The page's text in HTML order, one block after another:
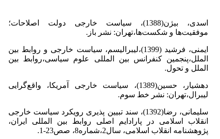
اسدی، بیژن(1388)، سیاست خارجی دولت اصلاحات؛
موفقیت‌ها و شکست‌ها،تهران: نشر باز.
ایمنی، فرشید (1399)،لیبرالیسم، سیاست خارجی و روابط بین
الملل،پنجمین کنفرانس بین المللی علوم سیاسی،روابط بین
الملل و تحول.
دهشیار، حسین(1389)، سیاست خارجی آمریکا، واقع‌گرایی
لیبرال،تهران: نشر خط سوم.
سلیمانی، رضا(1392)، سند تبیین پذیری رویکرد سیاست خارجی
انقلاب اسلامی در پارادایم اصلی روابط بین المللی ایران،
پژوهشنامه انقلاب اسلامی، سال2،شماره8، صص23-1.